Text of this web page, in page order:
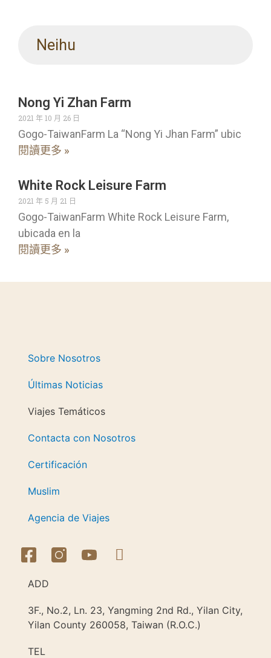
Neihu
Nong Yi Zhan Farm
2021 年 10 月 26 日
Gogo-TaiwanFarm La “Nong Yi Jhan Farm” ubic
閱讀更多 »
White Rock Leisure Farm
2021 年 5 月 21 日
Gogo-TaiwanFarm White Rock Leisure Farm,
ubicada en la
閱讀更多 »
Sobre Nosotros
Últimas Noticias
Viajes Temáticos
Contacta con Nosotros
Certificación
Muslim
Agencia de Viajes
ADD
3F., No.2, Ln. 23, Yangming 2nd Rd., Yilan City,
Yilan County 260058, Taiwan (R.O.C.)
TEL